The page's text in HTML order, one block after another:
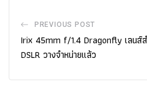
PREVIOUS POST
Irix 45mm f/1.4 Dragonfly เลน
DSLR วางจำหน่ายแล้ว